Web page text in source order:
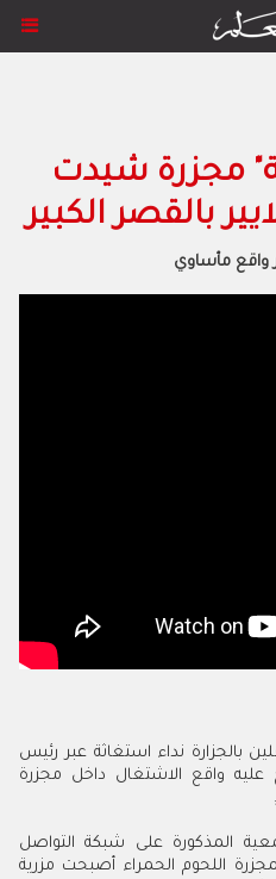
مجزرة شيدت
بالقصر الكبير
واقع مأساوي
بالجزارة نداء استغاثة عبر رئيس
واقع الاشتغال داخل مجزرة
المذكورة على شبكة التواصل
اللحوم الحمراء أصبحت مزرية